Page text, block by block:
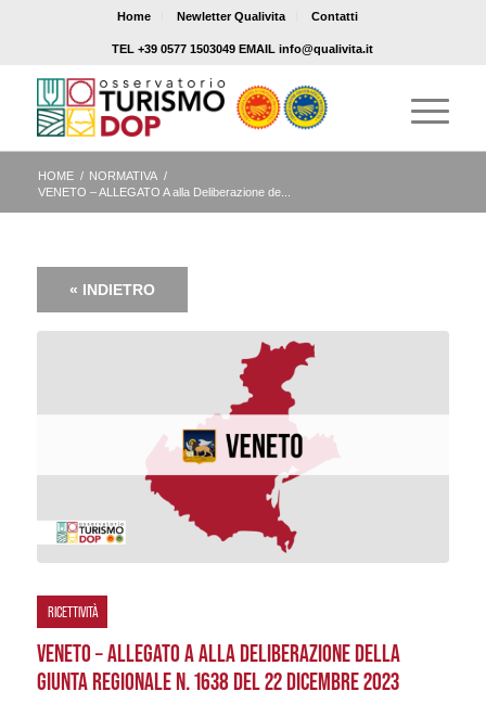
Home Newletter Qualivita Contatti
TEL +39 0577 1503049 EMAIL info@qualivita.it
HOME / NORMATIVA /
VENETO – ALLEGATO A alla Deliberazione de...
« INDIETRO
RICETTIVITÀ
VENETO – ALLEGATO A ALLA DELIBERAZIONE DELLA
GIUNTA REGIONALE N. 1638 DEL 22 DICEMBRE 2023